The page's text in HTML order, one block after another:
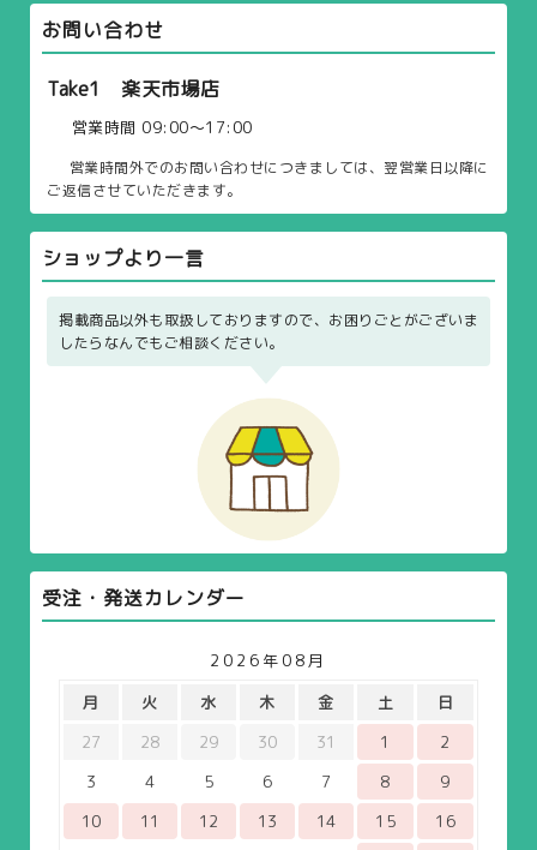
お問い合わせ
Take1 楽天市場店
営業時間 09:00〜17:00
営業時間外でのお問い合わせにつきましては、翌営業日以降に
ご返信させていただきます。
ショップより一言
掲載商品以外も取扱しておりますので、お困りごとがございま
したらなんでもご相談ください。
受注・発送カレンダー
2026年08月
月
火 水 木 金 土
日
27
28 29 30 31 1
2
3
4 5 6 7 8
9
10
11 12 13 14 15 16